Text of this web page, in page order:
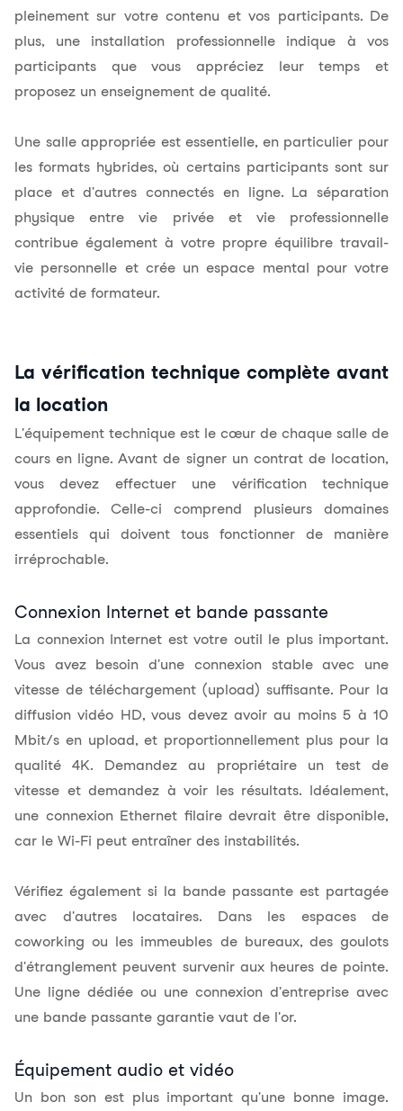
pleinement sur votre contenu et vos participants. De
plus, une installation professionnelle indique à vos
participants que vous appréciez leur temps et
proposez un enseignement de qualité.
Une salle appropriée est essentielle, en particulier pour
les formats hybrides, où certains participants sont sur
place et d'autres connectés en ligne. La séparation
physique entre vie privée et vie professionnelle
contribue également à votre propre équilibre travail-
vie personnelle et crée un espace mental pour votre
activité de formateur.
La vérification technique complète avant
la location
L'équipement technique est le cœur de chaque salle de
cours en ligne. Avant de signer un contrat de location,
vous devez effectuer une vérification technique
approfondie. Celle-ci comprend plusieurs domaines
essentiels qui doivent tous fonctionner de manière
irréprochable.
Connexion Internet et bande passante
La connexion Internet est votre outil le plus important.
Vous avez besoin d'une connexion stable avec une
vitesse de téléchargement (upload) suffisante. Pour la
diffusion vidéo HD, vous devez avoir au moins 5 à 10
Mbit/s en upload, et proportionnellement plus pour la
qualité 4K. Demandez au propriétaire un test de
vitesse et demandez à voir les résultats. Idéalement,
une connexion Ethernet filaire devrait être disponible,
car le Wi-Fi peut entraîner des instabilités.
Vérifiez également si la bande passante est partagée
avec d'autres locataires. Dans les espaces de
coworking ou les immeubles de bureaux, des goulots
d'étranglement peuvent survenir aux heures de pointe.
Une ligne dédiée ou une connexion d'entreprise avec
une bande passante garantie vaut de l'or.
Équipement audio et vidéo
Un bon son est plus important qu'une bonne image.